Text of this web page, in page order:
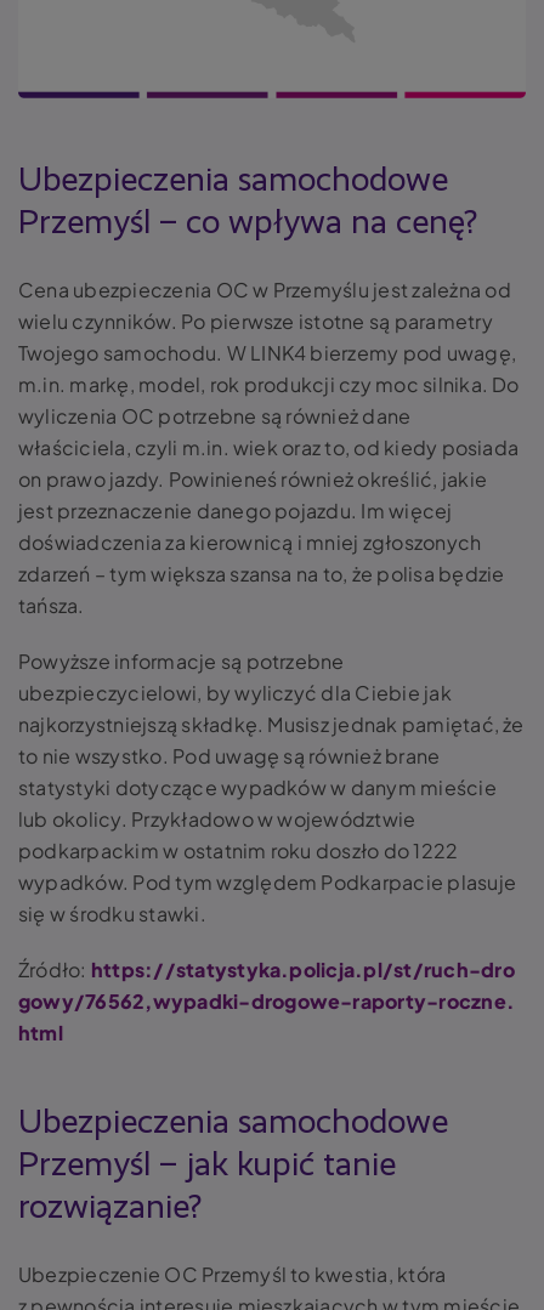
Ubezpieczenia samochodowe
Przemyśl – co wpływa na cenę?
Cena ubezpieczenia OC w Przemyślu jest zależna od
wielu czynników. Po pierwsze istotne są parametry
Twojego samochodu. W LINK4 bierzemy pod uwagę,
m.in. markę, model, rok produkcji czy moc silnika. Do
wyliczenia OC potrzebne są również dane
właściciela, czyli m.in. wiek oraz to, od kiedy posiada
on prawo jazdy. Powinieneś również określić, jakie
jest przeznaczenie danego pojazdu. Im więcej
doświadczenia za kierownicą i mniej zgłoszonych
zdarzeń – tym większa szansa na to, że polisa będzie
tańsza.
Powyższe informacje są potrzebne
ubezpieczycielowi, by wyliczyć dla Ciebie jak
najkorzystniejszą składkę. Musisz jednak pamiętać, że
to nie wszystko. Pod uwagę są również brane
statystyki dotyczące wypadków w danym mieście
lub okolicy. Przykładowo w województwie
podkarpackim w ostatnim roku doszło do 1222
wypadków. Pod tym względem Podkarpacie plasuje
się w środku stawki.
Źródło: https://statystyka.policja.pl/st/ruch-dro
gowy/76562,wypadki-drogowe-raporty-roczne.
html
Ubezpieczenia samochodowe
Przemyśl – jak kupić tanie
rozwiązanie?
Ubezpieczenie OC Przemyśl to kwestia, która